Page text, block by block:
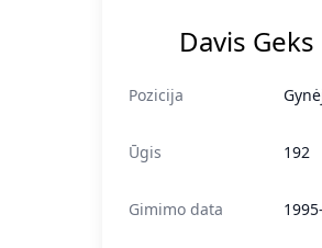
Davis Geks
Pozicija
Ūgis 192
Gimimo data